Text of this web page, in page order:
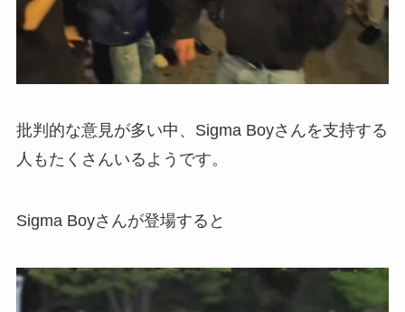
批判的な意見が多い中、Sigma Boyさんを支持する
人もたくさんいるようです。
Sigma Boyさんが登場すると